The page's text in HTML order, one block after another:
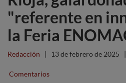
"referente en
la Feria
Redacción | 13 de febrero de 2025 |
Comentarios